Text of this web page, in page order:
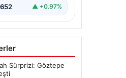
▲ +0.97%
Sürprizi: Göztepe